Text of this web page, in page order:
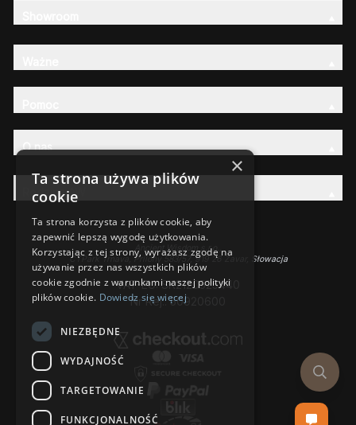
O nas
Rodzina AW
Ancient Wisdom s.r.o.,
CTPark Trnava, Prílohy 583/57, 919 26 Zavar, Słowacja
VAT-EU: SK2120525440
Nr Rej.: 50920600
×
Ta strona używa plików
cookie
Ta strona korzysta z plików cookie, aby
zapewnić lepszą wygodę użytkowania.
Korzystając z tej strony, wyrażasz zgodę na
używanie przez nas wszystkich plików
cookie zgodnie z warunkami naszej polityki
plików cookie. Dowiedz się więcej
NIEZBĘDNE
WYDAJNOŚĆ
TARGETOWANIE
FUNKCJONALNOŚĆ